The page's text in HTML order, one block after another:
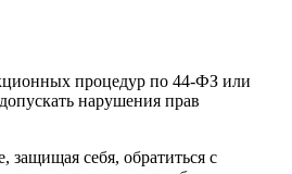
процедур по 44-ФЗ или
нарушения прав
защищая себя, обратиться с